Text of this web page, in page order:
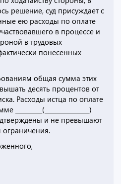
решение, суд присуждает с
ею расходы по оплате
в процессе и
в трудовых
понесенных
общая сумма этих
десять процентов от
Расходы истца по оплате
_________(_______________)
и не превышают
ограничения.